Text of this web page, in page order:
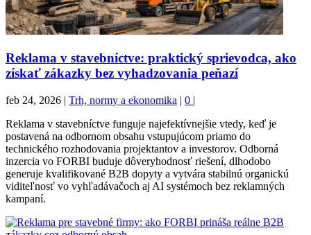
Reklama v stavebníctve: praktický sprievodca, ako
získať zákazky bez vyhadzovania peňazí
feb 24, 2026 | Trh, normy a ekonomika | 0 |
Reklama v stavebníctve funguje najefektívnejšie vtedy, keď je
postavená na odbornom obsahu vstupujúcom priamo do
technického rozhodovania projektantov a investorov. Odborná
inzercia vo FORBI buduje dôveryhodnosť riešení, dlhodobo
generuje kvalifikované B2B dopyty a vytvára stabilnú organickú
viditeľnosť vo vyhľadávačoch aj AI systémoch bez reklamných
kampaní.